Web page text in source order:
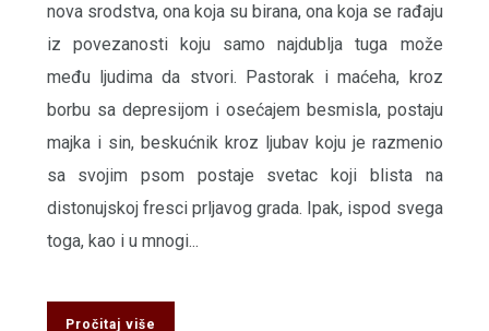
nova srodstva, ona koja su birana, ona koja se rađaju
iz povezanosti koju samo najdublja tuga može
među ljudima da stvori. Pastorak i maćeha, kroz
borbu sa depresijom i osećajem besmisla, postaju
majka i sin, beskućnik kroz ljubav koju je razmenio
sa svojim psom postaje svetac koji blista na
distonujskoj fresci prljavog grada. Ipak, ispod svega
toga, kao i u mnogi...
Pročitaj više